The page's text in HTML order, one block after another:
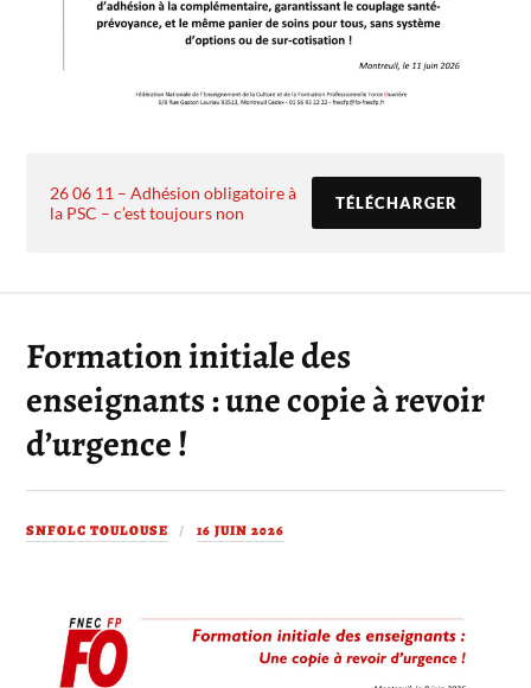
26 06 11 – Adhésion obligatoire à
la PSC – c’est toujours non
TÉLÉCHARGER
Formation initiale des
enseignants : une copie à revoir
d’urgence !
SNFOLC TOULOUSE 16 JUIN 2026